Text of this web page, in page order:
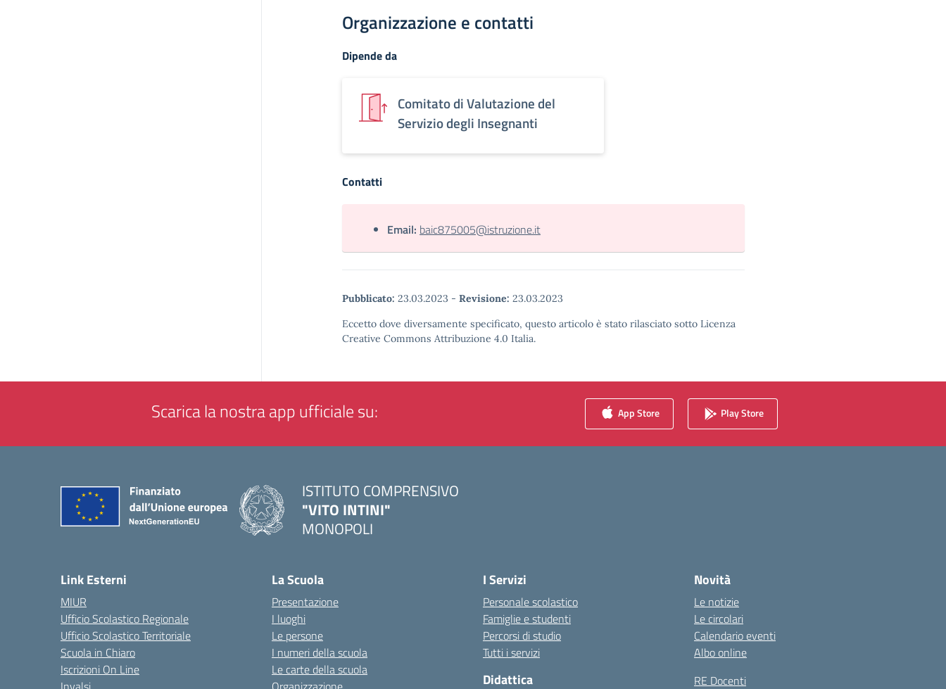
Organizzazione e contatti
Dipende da
Comitato di Valutazione del
Servizio degli Insegnanti
Contatti
Email: baic875005@istruzione.it
Pubblicato: 23.03.2023 - Revisione: 23.03.2023
Eccetto dove diversamente specificato, questo articolo è stato rilasciato sotto Licenza
Creative Commons Attribuzione 4.0 Italia.
Scarica la nostra app ufficiale su: App Store Play Store
ISTITUTO COMPRENSIVO
"VITO INTINI"
MONOPOLI
Link Esterni
MIUR
Ufficio Scolastico Regionale
Ufficio Scolastico Territoriale
Scuola in Chiaro
Iscrizioni On Line
La Scuola
Presentazione
I luoghi
Le persone
I numeri della scuola
Le carte della scuola
I Servizi
Personale scolastico
Famiglie e studenti
Percorsi di studio
Tutti i servizi
Didattica
Novità
Le notizie
Le circolari
Calendario eventi
Albo online
RE Docenti